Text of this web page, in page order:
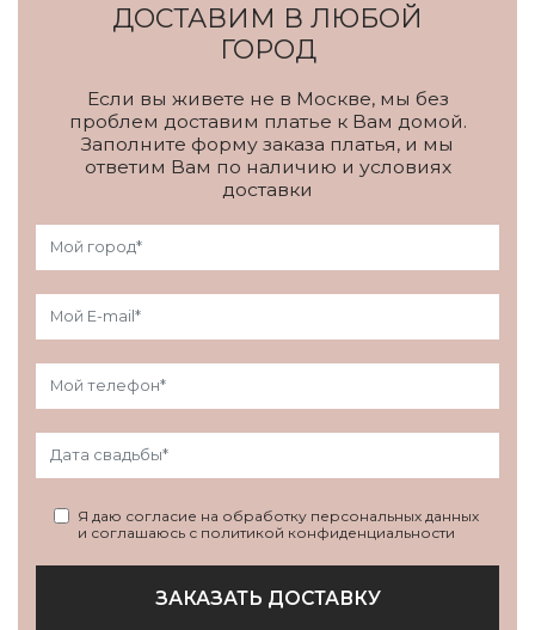
ДОСТАВИМ В ЛЮБОЙ
ГОРОД
Если вы живете не в Москве, мы без
проблем доставим платье к Вам домой.
Заполните форму заказа платья, и мы
ответим Вам по наличию и условиях
доставки
Я даю согласие на обработку персональных данных
и соглашаюсь с политикой конфиденциальности
ЗАКАЗАТЬ ДОСТАВКУ